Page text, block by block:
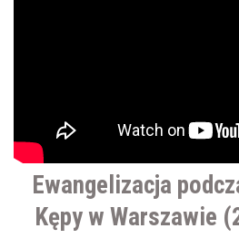
Ewangelizacja
Kępy w Warszawie